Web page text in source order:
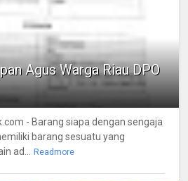
Agus Warga Riau DPO
- Barang siapa dengan sengaja
barang sesuatu yang
ad... Readmore